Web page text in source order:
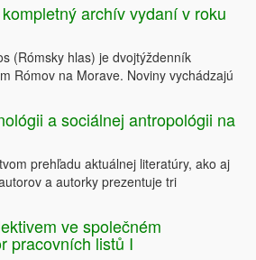
archív vydaní v roku
(Rómsky hlas) je dvojtýždenník
Rómov na Morave. Noviny vychádzajú
a sociálnej antropológii na
prehľadu aktuálnej literatúry, ako aj
a autorky prezentuje tri
ve společném
pracovních listů I